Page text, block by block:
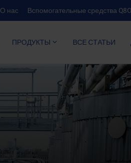
О нас Вспомогательные средства
ПРОДУКТЫ ВСЕ СТАТЬИ